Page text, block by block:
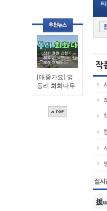
[대중가요] 영
동리 회화나무
援